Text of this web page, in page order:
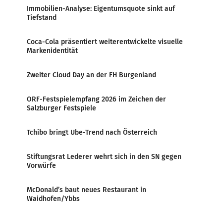
Immobilien-Analyse: Eigentumsquote sinkt auf
Tiefstand
Coca-Cola präsentiert weiterentwickelte visuelle
Markenidentität
Zweiter Cloud Day an der FH Burgenland
ORF-Festspielempfang 2026 im Zeichen der
Salzburger Festspiele
Tchibo bringt Ube-Trend nach Österreich
Stiftungsrat Lederer wehrt sich in den SN gegen
Vorwürfe
McDonald’s baut neues Restaurant in
Waidhofen/Ybbs